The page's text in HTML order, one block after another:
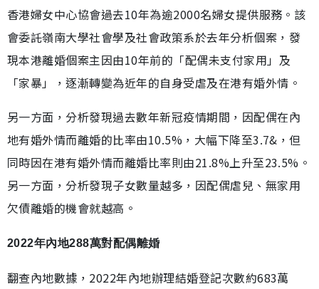
香港婦女中心協會過去10年為逾2000名婦女提供服務。該
會委託嶺南大學社會學及社會政策系於去年分析個案，發
現本港離婚個案主因由10年前的「配偶未支付家用」及
「家暴」，逐漸轉變為近年的自身受虐及在港有婚外情。
另一方面，分析發現過去數年新冠疫情期間，因配偶在內
地有婚外情而離婚的比率由10.5%，大幅下降至3.7&，但
同時因在港有婚外情而離婚比率則由21.8%上升至23.5%。
另一方面，分析發現子女數量越多，因配偶虐兒、無家用
欠債離婚的機會就越高。
2022年內地288萬對配偶離婚
翻查內地數據，2022年內地辦理結婚登記次數約683萬